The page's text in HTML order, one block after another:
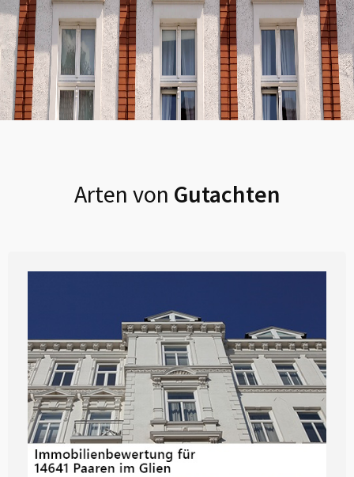
Arten von Gutachten